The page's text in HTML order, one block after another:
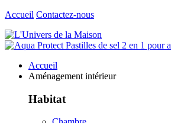
Accueil Contactez-nous
Accueil
Aménagement intérieur
Habitat